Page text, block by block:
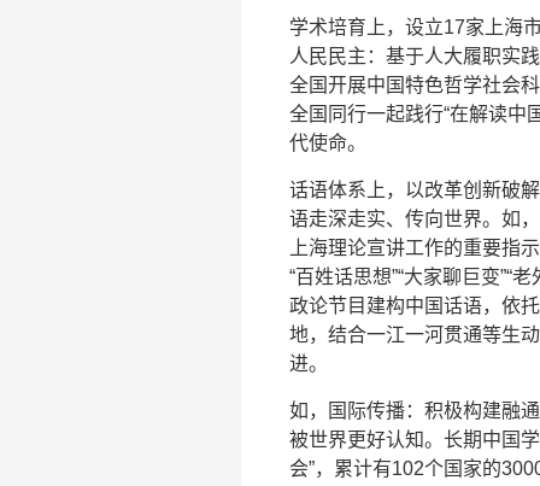
学术培育上，设立17家上海
人民民主：基于人大履职实
全国开展中国特色哲学社会
全国同行一起践行“在解读中
代使命。
话语体系上，以改革创新破
语走深走实、传向世界。如
上海理论宣讲工作的重要指
“百姓话思想”“大家聊巨变”“
政论节目建构中国话语，依
地，结合一江一河贯通等生
进。
如，国际传播：积极构建融
被世界更好认知。长期中国
会”，累计有102个国家的